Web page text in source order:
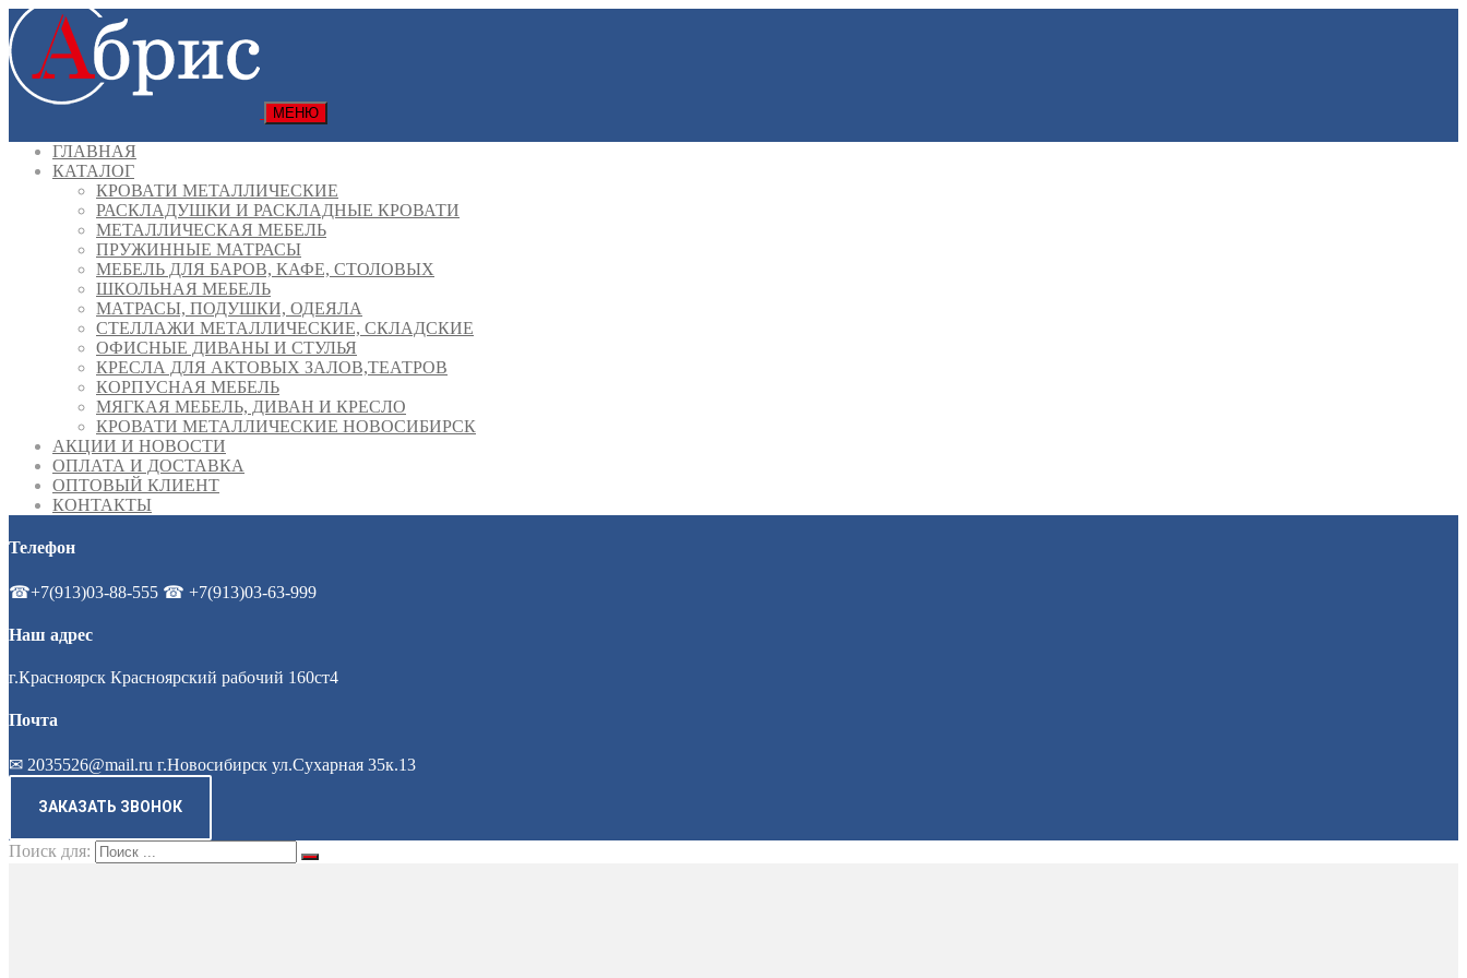
МЕНЮ
ГЛАВНАЯ
КАТАЛОГ
КРОВАТИ МЕТАЛЛИЧЕСКИЕ
РАСКЛАДУШКИ И РАСКЛАДНЫЕ КРОВАТИ
МЕТАЛЛИЧЕСКАЯ МЕБЕЛЬ
ПРУЖИННЫЕ МАТРАСЫ
МЕБЕЛЬ ДЛЯ БАРОВ, КАФЕ, СТОЛОВЫХ
ШКОЛЬНАЯ МЕБЕЛЬ
МАТРАСЫ, ПОДУШКИ, ОДЕЯЛА
СТЕЛЛАЖИ МЕТАЛЛИЧЕСКИЕ, СКЛАДСКИЕ
ОФИСНЫЕ ДИВАНЫ И СТУЛЬЯ
КРЕСЛА ДЛЯ АКТОВЫХ ЗАЛОВ,ТЕАТРОВ
КОРПУСНАЯ МЕБЕЛЬ
МЯГКАЯ МЕБЕЛЬ, ДИВАН И КРЕСЛО
КРОВАТИ МЕТАЛЛИЧЕСКИЕ НОВОСИБИРСК
АКЦИИ И НОВОСТИ
ОПЛАТА И ДОСТАВКА
ОПТОВЫЙ КЛИЕНТ
КОНТАКТЫ
Телефон
☎+7(913)03-88-555 ☎ +7(913)03-63-999
Наш адрес
г.Красноярск Красноярский рабочий 160ст4
Почта
✉ 2035526@mail.ru г.Новосибирск ул.Сухарная 35к.13
ЗАКАЗАТЬ ЗВОНОК
Поиск для: